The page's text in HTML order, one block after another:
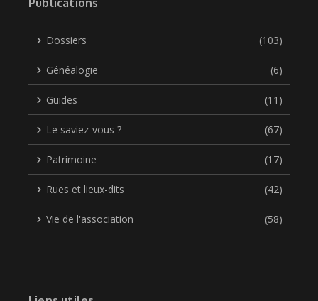
Publications
Dossiers (103)
Généalogie (6)
Guides (11)
Le saviez-vous ? (67)
Patrimoine (17)
Rues et lieux-dits (42)
Vie de l'association (58)